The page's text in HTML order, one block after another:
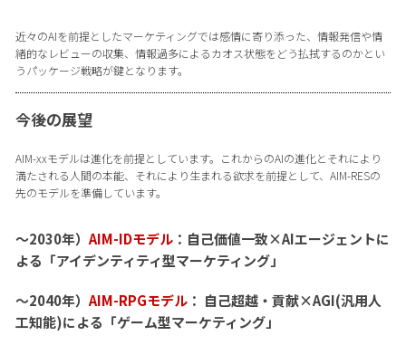
近々のAIを前提としたマーケティングでは感情に寄り添った、情報発信や情
緒的なレビューの収集、情報過多によるカオス状態をどう払拭するのかとい
うパッケージ戦略が鍵となります。
今後の展望
AIM-xxモデルは進化を前提としています。これからのAIの進化とそれにより
満たされる人間の本能、それにより生まれる欲求を前提として、AIM-RESの
先のモデルを準備しています。
〜2030年） AIM-IDモデル：自己価値一致×AIエージェントに
よる「アイデンティティ型マーケティング」
〜2040年） AIM-RPGモデル： 自己超越・貢献×AGI(汎用人
工知能)による「ゲーム型マーケティング」